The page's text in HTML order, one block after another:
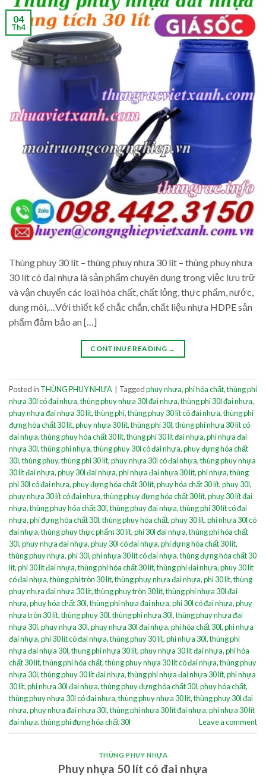
04
Th4
Thùng phuy 30 lít – thùng phuy nhựa 30 lít – thùng phuy nhựa
30 lít có đai nhựa là sản phẩm chuyên dụng trong việc lưu trữ
và vận chuyển các loại hóa chất, chất lỏng, thực phẩm, nước,
dung môi,…Với thiết kế chắc chắn, chất liệu nhựa HDPE sản
phẩm đảm bảo an […]
CONTINUE READING →
Posted in THÙNG PHUY NHỰA Taggedphuy nhựa,phi hóa chất,thùng phi
nhựa 30l có đai nhựa,thùng phuy nhựa 30l đai nhựa,thùng phi 30l đai nhựa,
phuy nhựa đai nhựa 30 lít,thùng phi,thùng phuy 30 lít có đai nhựa,thùng phi
đựng hóa chất 30 lít,phuy nhựa 30 lít,thùng phi 30l,thùng phi nhựa 30 lít có
đai nhựa,thùng phuy hóa chất 30 lít,thùng phi 30 lít đai nhựa,phi nhựa đai
nhựa 30l,thùng phi nhựa,thùng phuy 30l có đai nhựa,phuy đựng hóa chất
30l,thùng phuy,thùng phi 30 lít,phuy nhựa 30l có đai nhựa,thùng phuy nhựa
30 lít đai nhựa,phuy 30l đai nhựa,phi nhựa đai nhựa 30 lít,phi nhựa,thùng
phi 30l có đai nhựa,phuy đựng hóa chất 30 lít,phuy hóa chất 30 lít,phuy 30l,
phuy nhựa 30 lít có đai nhựa,thùng phuy đựng hóa chất 30 lít,phuy 30 lít đai
nhựa,thùng phuy hóa chất 30l,thùng phuy đai nhựa,thùng phi 30 lít có đai
nhựa,phi đựng hóa chất 30l,thùng phuy hóa chất,phuy 30 lít,phi nhựa 30l có
đai nhựa,thùng phuy thực phẩm 30 lít,phi 30l đai nhựa,thùng phi hóa chất
30l,phuy nhựa đai nhựa,phuy 30l có đai nhựa,phi đựng hóa chất 30 lít,
thùng phuy nhựa,phi 30l,phi nhựa 30 lít có đai nhựa,thùng đựng hóa chất 30
lít,phi 30 lít đai nhựa,thùng phi hóa chất 30 lít,thùng phi đai nhựa,phuy 30 lít
có đai nhựa,thùng phi tròn 30 lít,thùng phuy nhựa đai nhựa,phi 30 lít,thùng
phuy nhựa đai nhựa 30 lít,thùng phuy tròn 30 lít,thùng phi nhựa 30l đai
nhựa,phuy hóa chất 30l,thùng phi nhựa đai nhựa,phi 30l có đai nhựa,phuy
nhựa tròn 30 lít,thùng phuy 30l,thùng phi nhựa 30l,thùng phuy nhựa đai
nhựa 30l,phuy nhựa 30l,phuy nhựa 30l đai nhựa,phi hóa chất 30l,phi nhựa
đai nhựa,phi 30 lít có đai nhựa,thùng phuy 30 lít,phi nhựa 30l,thùng phi
nhựa đai nhựa 30l,thung phi nhựa 30 lít,phuy nhựa 30 lít đai nhựa,phi hóa
chất 30 lít,thùng phi hóa chất,thùng phuy nhựa 30 lít có đai nhựa,thùng phuy
nhựa 30l,thùng phuy 30 lít đai nhựa,thùng phi nhựa đai nhựa 30 lít,phi nhựa
30 lít,phi nhựa 30l đai nhựa,thùng phuy đựng hóa chất 30l,phuy hóa chất,
thùng phuy nhựa 30l có đai nhựa,thùng phuy nhựa 30 lít,thùng phuy 30l đai
nhựa,phuy nhựa đai nhựa 30l,thùng phi nhựa 30 lít đai nhựa,phi nhựa 30 lít
đai nhựa,thùng phi đựng hóa chất 30l Leave a comment
THÙNG PHUY NHỰA
Phuy nhựa 50 lít có đai nhựa